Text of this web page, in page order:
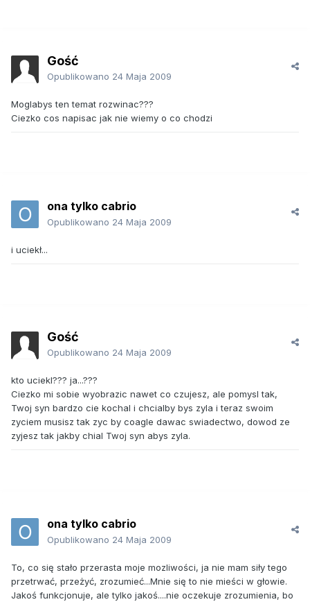
Gość
Opublikowano 24 Maja 2009
Moglabys ten temat rozwinac???
Ciezko cos napisac jak nie wiemy o co chodzi
ona tylko cabrio
Opublikowano 24 Maja 2009
i uciekł...
Gość
Opublikowano 24 Maja 2009
kto uciekl??? ja...???
Ciezko mi sobie wyobrazic nawet co czujesz, ale pomysl tak,
Twoj syn bardzo cie kochal i chcialby bys zyla i teraz swoim
zyciem musisz tak zyc by coagle dawac swiadectwo, dowod ze
zyjesz tak jakby chial Twoj syn abys zyla.
ona tylko cabrio
Opublikowano 24 Maja 2009
To, co się stało przerasta moje mozliwości, ja nie mam siły tego
przetrwać, przeżyć, zrozumieć...Mnie się to nie mieści w głowie.
Jakoś funkcjonuje, ale tylko jakoś....nie oczekuje zrozumienia, bo